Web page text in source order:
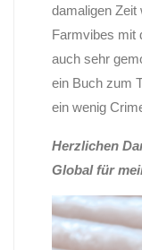
damaligen Zeit
Farmvibes mit
auch sehr
ein Buch zum
ein wenig
Herzlichen
Global für